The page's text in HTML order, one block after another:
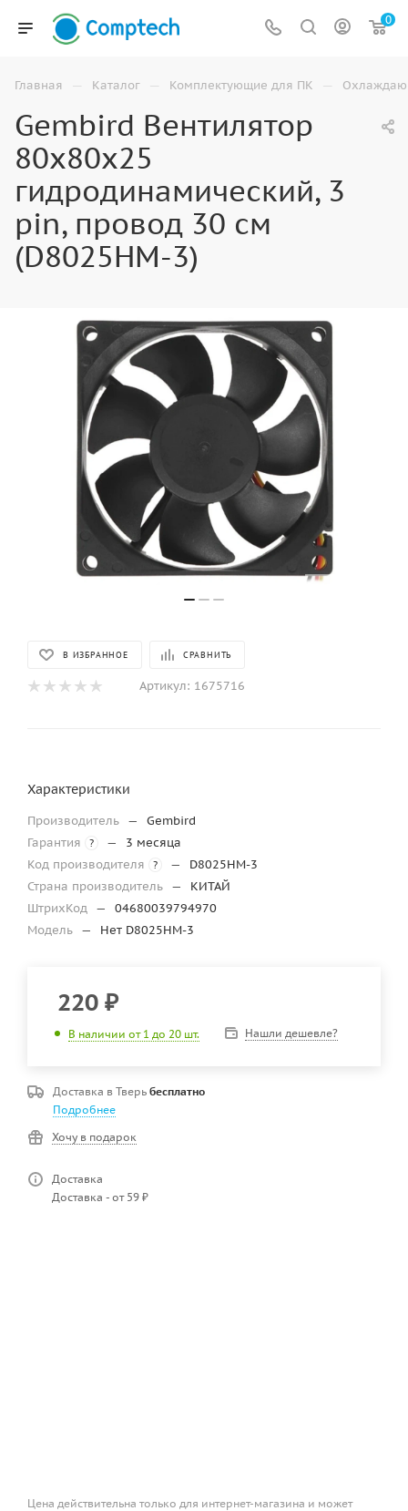
0
Главная — Каталог — Комплектующие для ПК —
Gembird Вентилятор
80x80x25
гидродинамический, 3
pin, провод 30 см
(D8025HM-3)
В ИЗБРАННОЕ СРАВНИТЬ
Артикул: 1675716
Характеристики
Производитель —
Gembird
Гарантия
? —
3 месяца
Код производителя
? —
D8025HM-3
Страна производитель —
КИТАЙ
ШтрихКод —
04680039794970
Модель — Нет D8025HM-3
220 ₽
В наличии от 1 до 20 шт. Нашли дешевле?
Доставка в Тверь бесплатно
Подробнее
Хочу в подарок
Доставка
Доставка - от 59 ₽
Цена действительна только для интернет-магазина и может